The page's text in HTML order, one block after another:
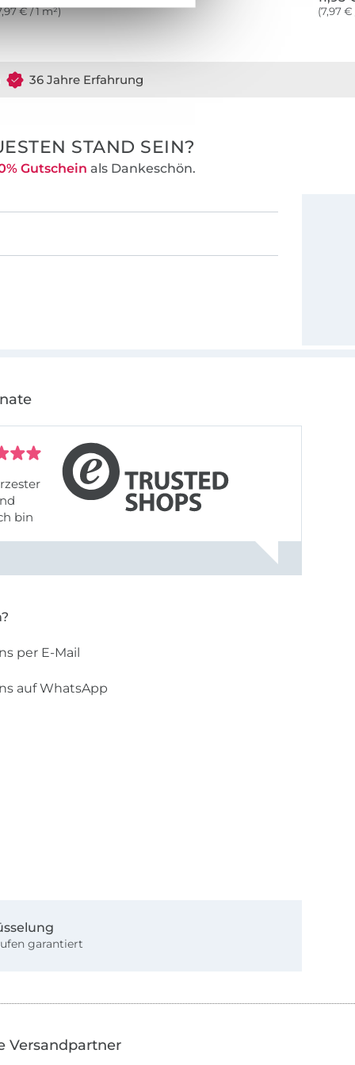
€ / 1 m²) (7,97 €
36 Jahre Erfahrung
STAND SEIN?
Gutschein als Dankeschön.
bin
per E-Mail
auf WhatsApp
garantiert
Versandpartner